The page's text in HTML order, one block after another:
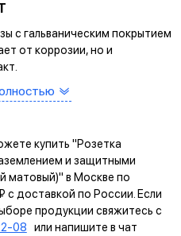
с гальваническим покрытием
от коррозии, но и
соединение механизма с
нивелируют
конструкцию.
купить "Розетка
и защитными
матовый)" в Москве по
доставкой по России. Если
продукции свяжитесь с
08 или напишите в чат